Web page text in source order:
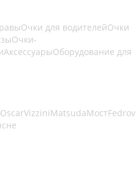
Очки для водителейОчки
Очки-
АксессуарыОборудование для
OscarVizziniMatsudaМостFedrov